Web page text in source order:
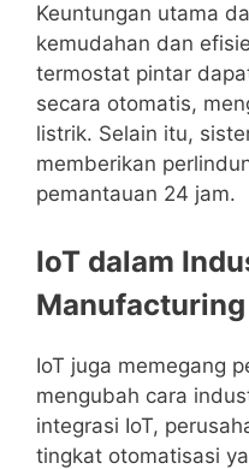
Keuntungan utama
kemudahan dan
termostat pintar
secara otomatis,
listrik. Selain itu,
memberikan
pemantauan 24 jam.
IoT dalam
IoT juga memegang
mengubah cara
integrasi IoT,
tingkat otomatisasi